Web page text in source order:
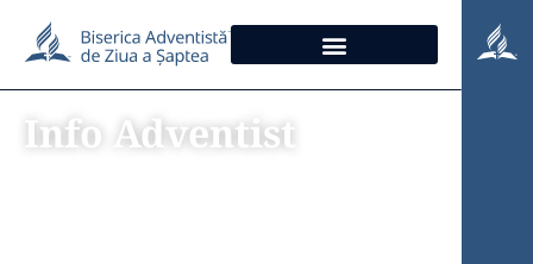
Info Adventist